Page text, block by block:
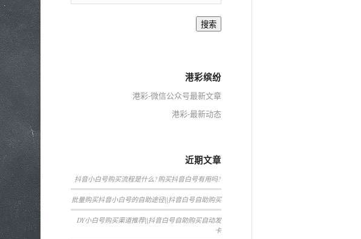
搜索
港彩缤纷
港彩-微信公众号最新文章
港彩-最新动态
近期文章
抖音小白号购买流程是什么?购买抖音白号有用吗?
批量购买抖音小白号的自助途径||抖音白号自助购买
DY小白号购买渠道推荐||抖音白号自助购买自动发
卡